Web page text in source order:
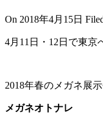
On 2018年4月15日
4月11日・12日で東京
2018年春のメガネ展
メガネオトナレ